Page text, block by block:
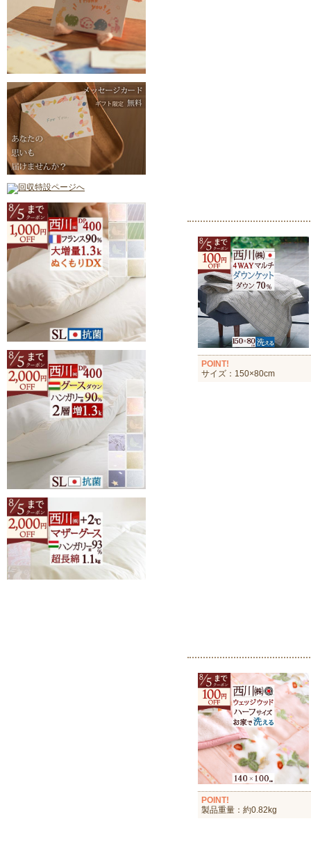
POINT!
サイズ：150×80cm
POINT!
製品重量：約0.82kg